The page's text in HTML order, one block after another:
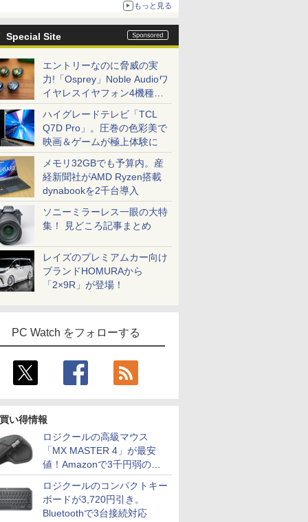
もっと見る
Special Site
エントリーなのに脅威の実
力!「Osprey」Noble Audioワ
イヤレスイヤフォン4機種を
一気に聴く
ハイグレードテレビ「TCL
Q7D Pro」。圧巻の色彩美で
映画＆ゲームが極上体験に
メモリ32GBでも予算内。産
経新聞社がAMD Ryzen搭載
dynabookを2千台導入
ソニーミラーレス一眼の大特
集！ 見どころ記事まとめ
レイズのプレミアムカー向け
ブランドHOMURAから
「2×9R」が登場！
PC Watch をフォローする
い得情報
ロジクールの高級マウス
「MX MASTER 4」が最安
値！Amazonで3千円弱の割
引
ロジクールのコンパクトキー
ボードが3,720円引き。
Bluetoothで3台接続対応